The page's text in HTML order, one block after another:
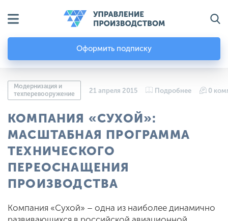
Оформить подписку
Модернизация и
техперевооружение
21 апреля 2015 Подробнее 0
КОМПАНИЯ «СУХОЙ»:
МАСШТАБНАЯ ПРОГРАММА
ТЕХНИЧЕСКОГО
ПЕРЕОСНАЩЕНИЯ
ПРОИЗВОДСТВА
Компания «Сухой» – одна из наиболее динамично